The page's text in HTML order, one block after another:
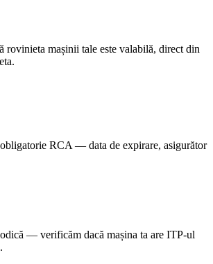
rovinieta mașinii tale este valabilă, direct din
RCA — data de expirare, asigurător
— verificăm dacă mașina ta are ITP-ul